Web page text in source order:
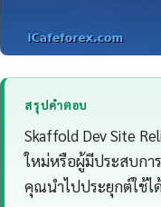
สรุปคำตอบ
Skaffold Dev Site
ใหม่หรือผู้มีประสบกา
คุณนำไปประยุกต์ใช้ไ